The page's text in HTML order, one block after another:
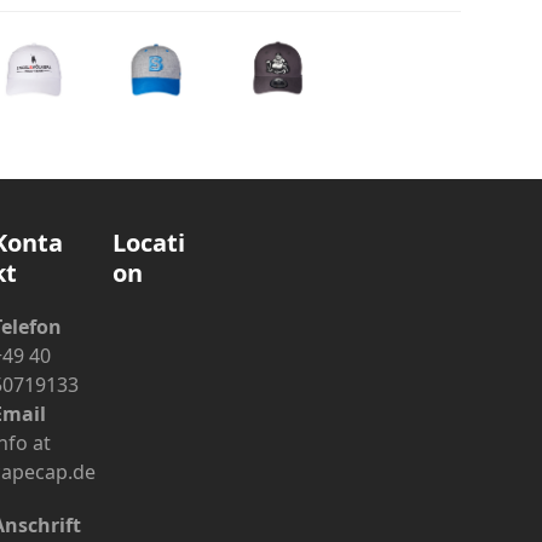
40
at
Locati
on